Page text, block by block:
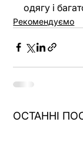
одягу і
Рекомендуємо
ОСТАННІ